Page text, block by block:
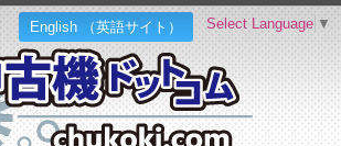
English （英語サイト） Select Language ▼